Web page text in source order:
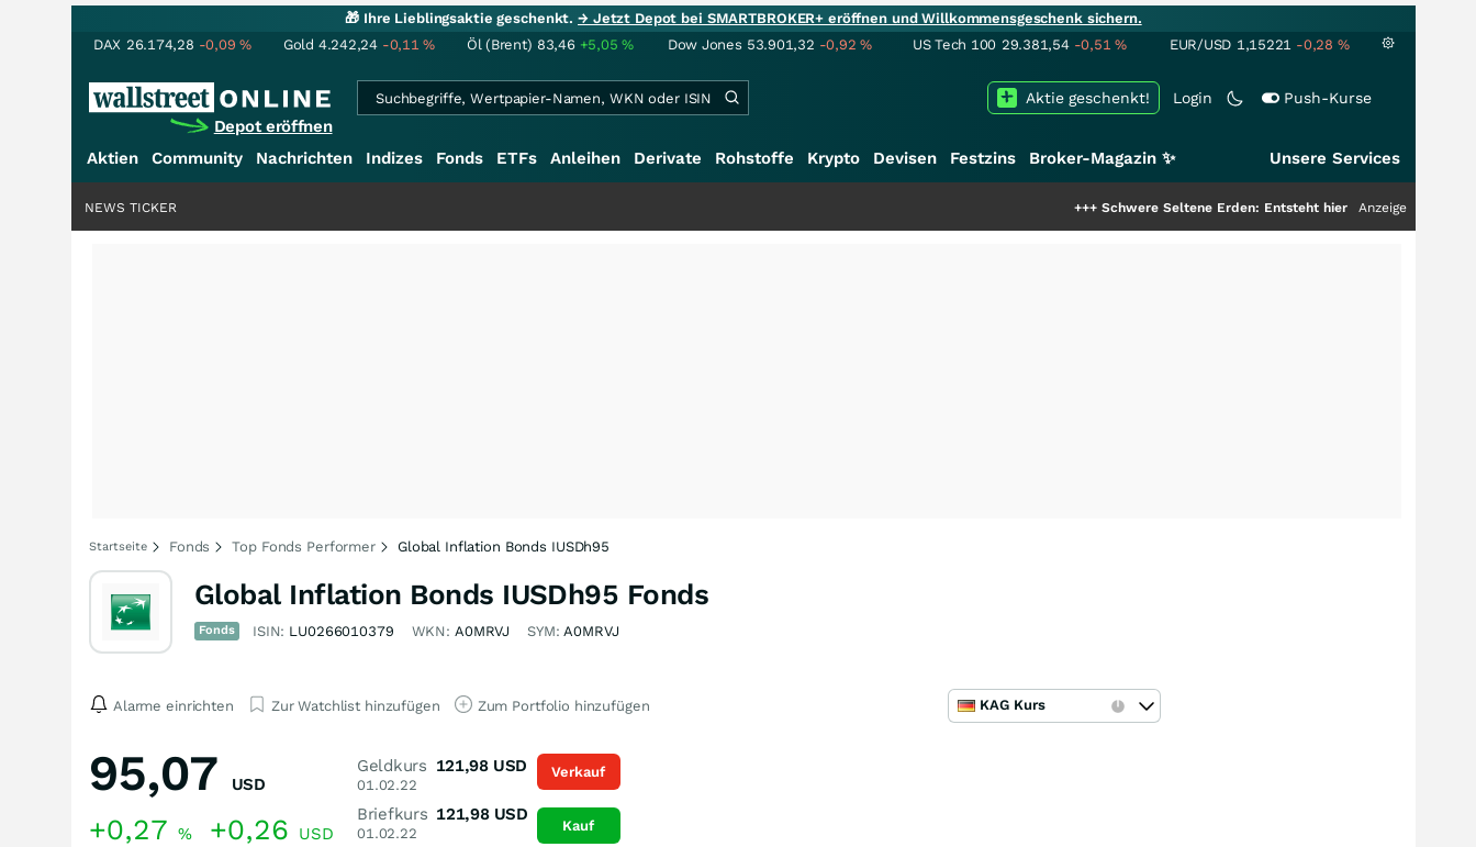
🎁 Ihre Lieblingsaktie geschenkt.→ Jetzt Depot bei SMARTBROKER+ eröffnen und Willkommensgeschenk sichern.
DAX 26.174,28 -0,09% Gold 4.242,24 -0,11% Öl (Brent) 83,46 +5,05% Dow Jones 53.901,32 -0,92% US Tech 100 29.381,54 -0,51% EUR/USD 1,15221 -0,28 %
Depot eröffnen
Login Push-Kurse
Aktie geschenkt!
Aktien Community Nachrichten Indizes Fonds ETFs Anleihen Derivate Rohstoffe Krypto Devisen Festzins Broker-Magazin ✨ Unsere Services
Schwere Seltene Erden: Entsteht hier die nächsteAnzeige
NEWS TICKER
Startseite Fonds Top Fonds Performer Global Inflation Bonds IUSDh95
Global Inflation Bonds IUSDh95 Fonds
Fonds ISIN: LU0266010379 WKN: A0MRVJ SYM:A0MRVJ
Alarme einrichten Zur Watchlist hinzufügen Zum Portfolio hinzufügen KAG Kurs
95,07 USD
+0,27 % +0,26 USD
Geldkurs
01.02.22
121,98 USD
Briefkurs
01.02.22
121,98 USD
Verkauf
Kauf